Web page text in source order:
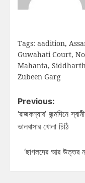
Tags: aadition,
Guwahati Court,
Mahanta,
Zubeen Garg
Previous:
‘রাজকন্যার’ জন্মদিনে
ভালবাসার খোলা চিঠি
‘ছাগলদের আর উত্তর